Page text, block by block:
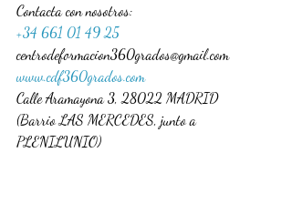
Contacta con nosotros:
+34 661 01 49 25
centrodeformacion360grados@gmail.com
www.cdf360grados.com
Calle Aramayona 3, 28022 MADRID
(Barrio LAS MERCEDES, junto a
PLENILUNIO)